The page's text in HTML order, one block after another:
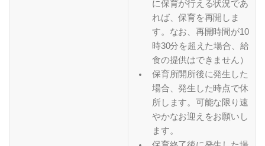
に保育が行える状況であ
れば、保育を再開しま
す。なお、再開時間が10
時30分を超えた場合、給
食の提供はできません）
保育所開所後に発生した
場合、発生した時点で休
所します。可能な限り速
やかなお迎えをお願いし
ます。